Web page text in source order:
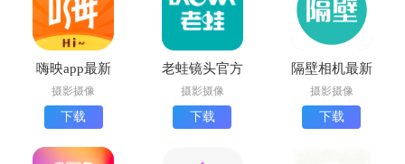
嗨映app最新
版下载
摄影摄像
下载
老蛙镜头官方
版下载
摄影摄像
下载
隔壁相机最新
版下载
摄影摄像
下载